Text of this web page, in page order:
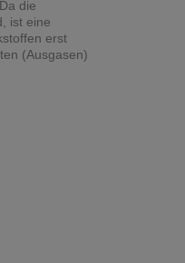
die
ist eine
erst
(Ausgasen)